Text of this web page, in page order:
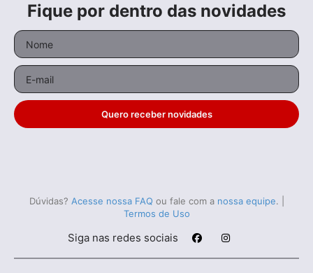
Fique por dentro das novidades
Quero receber novidades
Dúvidas? Acesse nossa FAQ ou fale com a nossa equipe.
Termos de Uso
Siga nas redes sociais